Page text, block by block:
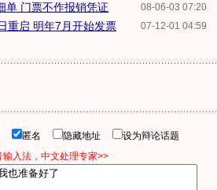
08-06-03 07:20
单 门票不作报销凭证
07-12-01 04:59
重启 明年7月开始发票
匿名 隐藏地址
设为辩论话题
输入法，中文处理专家>>